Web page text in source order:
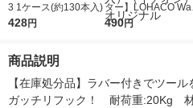
3 1ケース(約130本入)
428円
ター】LOHACO
r（ロハコウォータ
490円
商品説明
【在庫処分品】ラバー付きでツー
ガッチリフック！　耐荷重